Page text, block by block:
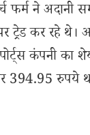
फर्म ने अदानी
कर रहे थे।
कंपनी का
394.95 रुपये